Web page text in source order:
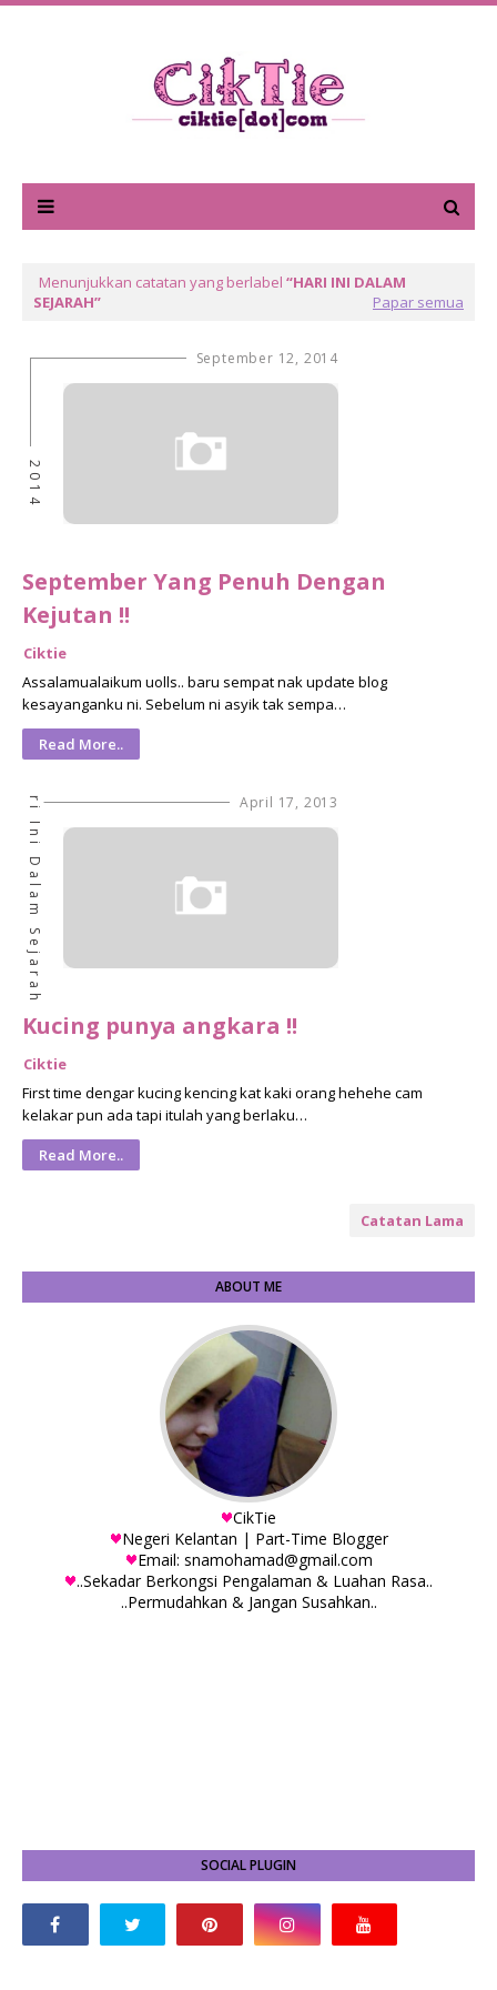
Menunjukkan catatan yang berlabel
HARI INI DALAM
SEJARAH
Papar semua
September 12, 2014
2014
September Yang Penuh Dengan
Kejutan !!
Ciktie
Assalamualaikum uolls.. baru sempat nak update blog
kesayanganku ni. Sebelum ni asyik tak sempa…
Read More..
April 17, 2013
Hari Ini Dalam Sejarah
Kucing punya angkara !!
Ciktie
First time dengar kucing kencing kat kaki orang hehehe cam
kelakar pun ada tapi itulah yang berlaku…
Read More..
Catatan Lama
ABOUT ME
CikTie
Negeri Kelantan | Part-Time Blogger
Email: snamohamad@gmail.com
..Sekadar Berkongsi Pengalaman & Luahan Rasa..
..Permudahkan & Jangan Susahkan..
SOCIAL PLUGIN